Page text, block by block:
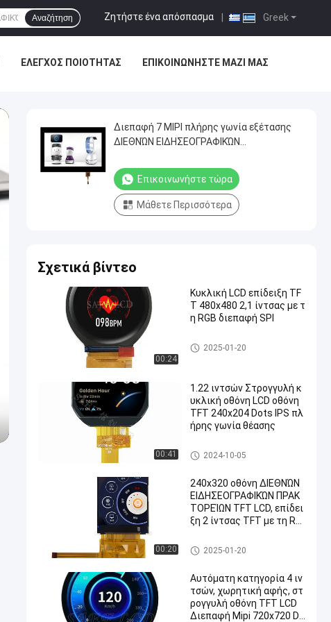
Greek
Ζητήστε ένα απόσπασμα
Αναζήτηση
ΈΛΕΓΧΟΣ ΠΟΙΌΤΗΤΑΣ ΕΠΙΚΟΙΝΩΝΉΣΤΕ ΜΑΖΊ ΜΑΣ
Διεπαφή 7 MIPI πλήρης γωνία εξέτασης
ΔΙΕΘΝΏΝ ΕΙΔΗΣΕΟΓΡΑΦΙΚΏΝ
LCD 1024x600 με το ΚΠΜ (Κοινή Πολιτική
Μεταφορών)
Επικοινωνήστε τώρα
Μάθετε Περισσότερα
Σχετικά βίντεο
00:24
Κυκλική LCD επίδειξη TF
T 480x480 2,1 ίντσας με τ
η RGB διεπαφή SPI
Κυκλική επίδειξη LCD
2025-01-20
00:41
1.22 ιντσών Στρογγυλή κ
υκλική οθόνη LCD οθόνη
TFT 240x204 Dots IPS πλ
ήρης γωνία θέασης
Κυκλική επίδειξη LCD
2024-10-05
00:20
240x320 οθόνη ΔΙΕΘΝΏΝ
ΕΙΔΗΣΕΟΓΡΑΦΙΚΏΝ ΠΡΑΚ
ΤΟΡΕΊΩΝ TFT LCD, επίδει
ξη 2 ίντσας TFT με τη RG
Επίδειξη TFT LCD
2025-01-20
Αυτόματη κατηγορία 4 ιν
τσών, χωρητική αφής, στ
ρογγυλή οθόνη TFT LCD
Διεπαφή Mipi 720x720 Do